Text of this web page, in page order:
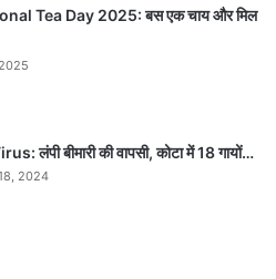
Tea Day 2025: बस एक चाय और मिल
लंपी बीमारी की वापसी, कोटा में 18 गायों…
2024